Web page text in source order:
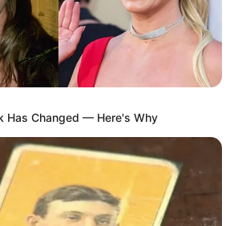
Has Changed — Here's Why